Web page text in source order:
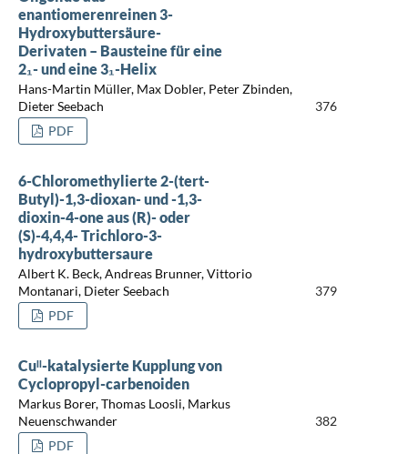
enantiomerenreinen 3-
Hydroxybuttersäure-
Derivaten – Bausteine für eine
2₁- und eine 3₁-Helix
Hans-Martin Müller, Max Dobler, Peter Zbinden,
Dieter Seebach
376
PDF
6-Chloromethylierte 2-(tert-
Butyl)-1,3-dioxan- und -1,3-
dioxin-4-one aus (R)- oder
(S)-4,4,4- Trichloro-3-
hydroxybuttersaure
Albert K. Beck, Andreas Brunner, Vittorio
Montanari, Dieter Seebach
379
PDF
Cuᴵᴵ-katalysierte Kupplung von
Cyclopropyl-carbenoiden
Markus Borer, Thomas Loosli, Markus
Neuenschwander
382
PDF